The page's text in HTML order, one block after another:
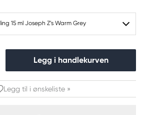
15 ml Joseph Z’s Warm Grey
Legg i handlekurven
Legg til i ønskeliste »